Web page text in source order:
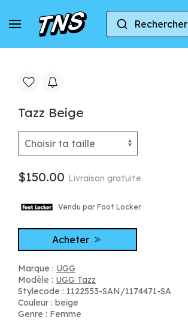
Rechercher
Accueil UGG UGG Tazz
Tazz Beige
$150.00 Livraison gratuite
Vendu par Foot Locker
Acheter
Marque : UGG
Modèle : UGG Tazz
Stylecode : 1122553-SAN/1174471-SA
Couleur : beige
Genre : Femme